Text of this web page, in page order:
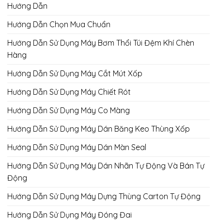
Hướng Dẫn
Hướng Dẫn Chọn Mua Chuẩn
Hướng Dẫn Sử Dụng Máy Bơm Thổi Túi Đệm Khí Chèn
Hàng
Hướng Dẫn Sử Dụng Máy Cắt Mút Xốp
Hướng Dẫn Sử Dụng Máy Chiết Rót
Hướng Dẫn Sử Dụng Máy Co Màng
Hướng Dẫn Sử Dụng Máy Dán Băng Keo Thùng Xốp
Hướng Dẫn Sử Dụng Máy Dán Màn Seal
Hướng Dẫn Sử Dụng Máy Dán Nhãn Tự Động Và Bán Tự
Động
Hướng Dẫn Sử Dụng Máy Dựng Thùng Carton Tự Động
Hướng Dẫn Sử Dụng Máy Đóng Đai